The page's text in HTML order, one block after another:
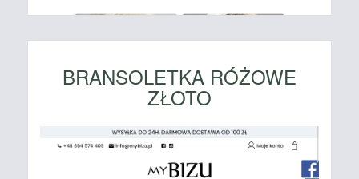
BRANSOLETKA RÓŻOWE
ZŁOTO